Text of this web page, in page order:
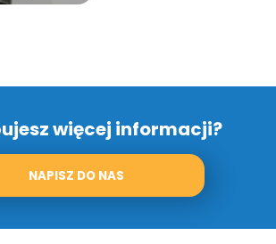
więcej informacji?
NAPISZ DO NAS